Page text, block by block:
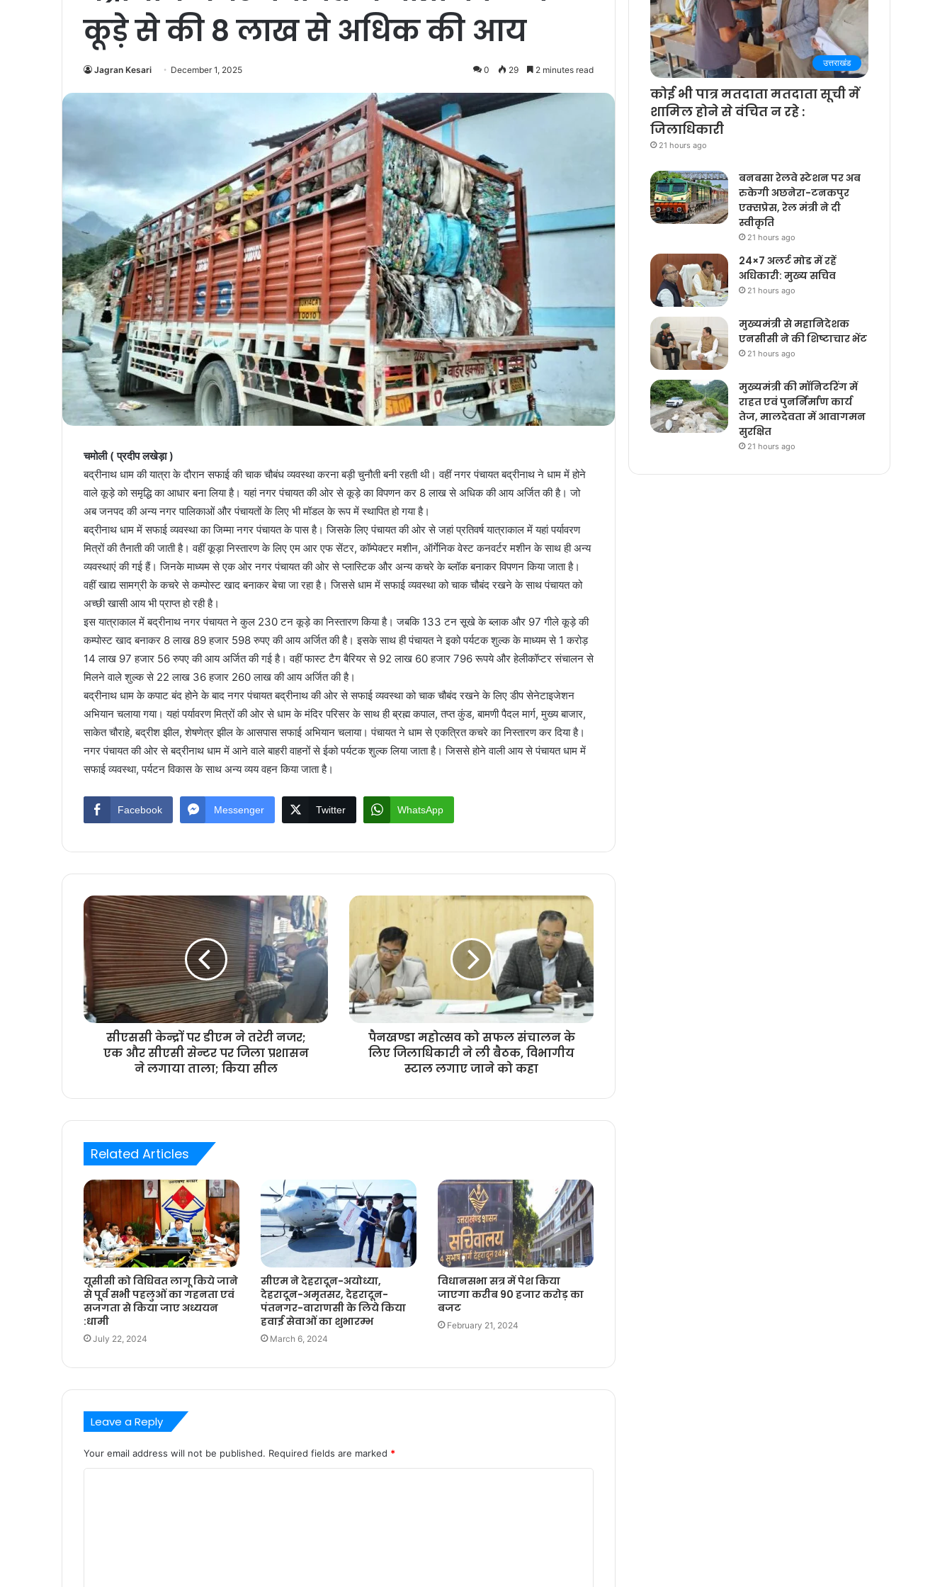
कूड़े से की 8 लाख से अधिक की आय
Jagran Kesari December 1, 2025 0 29 2 minutes read
चमोली ( प्रदीप लखेड़ा )
बद्रीनाथ धाम की यात्रा के दौरान सफाई की चाक चौबंध व्यवस्था करना बड़ी चुनौती बनी रहती थी। वहीं नगर पंचायत बद्रीनाथ ने धाम में होने
वाले कूड़े को समृद्धि का आधार बना लिया है। यहां नगर पंचायत की ओर से कूड़े का विपणन कर 8 लाख से अधिक की आय अर्जित की है। जो
अब जनपद की अन्य नगर पालिकाओं और पंचायतों के लिए भी मॉडल के रूप में स्थापित हो गया है।
बद्रीनाथ धाम में सफाई व्यवस्था का जिम्मा नगर पंचायत के पास है। जिसके लिए पंचायत की ओर से जहां प्रतिवर्ष यात्राकाल में यहां पर्यावरण
मित्रों की तैनाती की जाती है। वहीं कूड़ा निस्तारण के लिए एम आर एफ सेंटर, कॉम्पेक्टर मशीन, ऑर्गेनिक वेस्ट कनवर्टर मशीन के साथ ही अन्य
व्यवस्थाएं की गई हैं। जिनके माध्यम से एक ओर नगर पंचायत की ओर से प्लास्टिक और अन्य कचरे के ब्लॉक बनाकर विपणन किया जाता है।
वहीं खाद्य सामग्री के कचरे से कम्पोस्ट खाद बनाकर बेचा जा रहा है। जिससे धाम में सफाई व्यवस्था को चाक चौबंद रखने के साथ पंचायत को
अच्छी खासी आय भी प्राप्त हो रही है।
इस यात्राकाल में बद्रीनाथ नगर पंचायत ने कुल 230 टन कूड़े का निस्तारण किया है। जबकि 133 टन सूखे के ब्लाक और 97 गीले कूड़े की
कम्पोस्ट खाद बनाकर 8 लाख 89 हजार 598 रुपए की आय अर्जित की है। इसके साथ ही पंचायत ने इको पर्यटक शुल्क के माध्यम से 1 करोड़
14 लाख 97 हजार 56 रुपए की आय अर्जित की गई है। वहीं फास्ट टैग बैरियर से 92 लाख 60 हजार 796 रूपये और हेलीकॉप्टर संचालन से
मिलने वाले शुल्क से 22 लाख 36 हजार 260 लाख की आय अर्जित की है।
बद्रीनाथ धाम के कपाट बंद होने के बाद नगर पंचायत बद्रीनाथ की ओर से सफाई व्यवस्था को चाक चौबंद रखने के लिए डीप सेनेटाइजेशन
अभियान चलाया गया। यहां पर्यावरण मित्रों की ओर से धाम के मंदिर परिसर के साथ ही ब्रह्म कपाल, तप्त कुंड, बामणी पैदल मार्ग, मुख्य बाजार,
साकेत चौराहे, बद्रीश झील, शेषणेत्र झील के आसपास सफाई अभियान चलाया। पंचायत ने धाम से एकत्रित कचरे का निस्तारण कर दिया है।
नगर पंचायत की ओर से बद्रीनाथ धाम में आने वाले बाहरी वाहनों से ईको पर्यटक शुल्क लिया जाता है। जिससे होने वाली आय से पंचायत धाम में
सफाई व्यवस्था, पर्यटन विकास के साथ अन्य व्यय वहन किया जाता है।
Facebook Messenger Twitter WhatsApp
सीएससी केन्द्रों पर डीएम ने तरेरी नजर;
एक और सीएसी सेन्टर पर जिला प्रशासन
ने लगाया ताला; किया सील
पैनखण्डा महोत्सव को सफल संचालन के
लिए जिलाधिकारी ने ली बैठक, विभागीय
स्टाल लगाए जाने को कहा
Related Articles
यूसीसी को विधिवत लागू किये जाने
से पूर्व सभी पहलुओं का गहनता एवं
सजगता से किया जाए अध्ययन
:धामी
July 22, 2024
सीएम ने देहरादून-अयोध्या,
देहरादून-अमृतसर, देहरादून-
पंतनगर-वाराणसी के लिये किया
हवाई सेवाओं का शुभारम्भ
March 6, 2024
विधानसभा सत्र में पेश किया
जाएगा करीब 90 हजार करोड़ का
बजट
February 21, 2024
Leave a Reply
Your email address will not be published. Required fields are marked *
उत्तराखंड
कोई भी पात्र मतदाता मतदाता सूची में
शामिल होने से वंचित न रहे :
जिलाधिकारी
21 hours ago
बनबसा रेलवे स्टेशन पर अब
रुकेगी अछनेरा-टनकपुर
एक्सप्रेस, रेल मंत्री ने दी
स्वीकृति
21 hours ago
24×7 अलर्ट मोड में रहें
अधिकारी: मुख्य सचिव
21 hours ago
मुख्यमंत्री से महानिदेशक
एनसीसी ने की शिष्टाचार भेंट
21 hours ago
मुख्यमंत्री की मॉनिटरिंग में
राहत एवं पुनर्निर्माण कार्य
तेज, मालदेवता में आवागमन
सुरक्षित
21 hours ago